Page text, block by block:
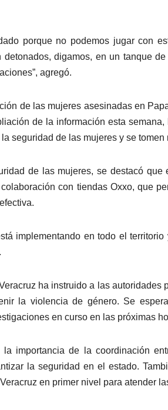
porque no podemos jugar con
detonados, digamos, en un tanque
agregó.
de las mujeres asesinadas en
de la información esta
seguridad de las mujeres y se
de las mujeres, se destacó
con tiendas Oxxo, que
implementando en todo el
ha instruido a las
la violencia de género. Se
en curso en las próximas
la importancia de la coordinación
la seguridad en el estado.
en primer nivel para atender